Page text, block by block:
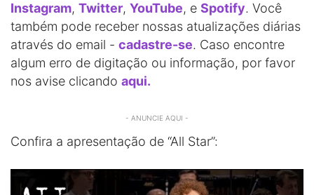
Instagram, Twitter, YouTube, e Spotify. Você
também pode receber nossas atualizações diárias
através do email - cadastre-se. Caso encontre
algum erro de digitação ou informação, por favor
nos avise clicando aqui.
- ANUNCIE AQUI -
Confira a apresentação de “All Star”: